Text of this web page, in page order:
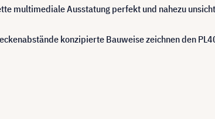
multimediale Ausstatung perfekt und nahezu
konzipierte Bauweise zeichnen den